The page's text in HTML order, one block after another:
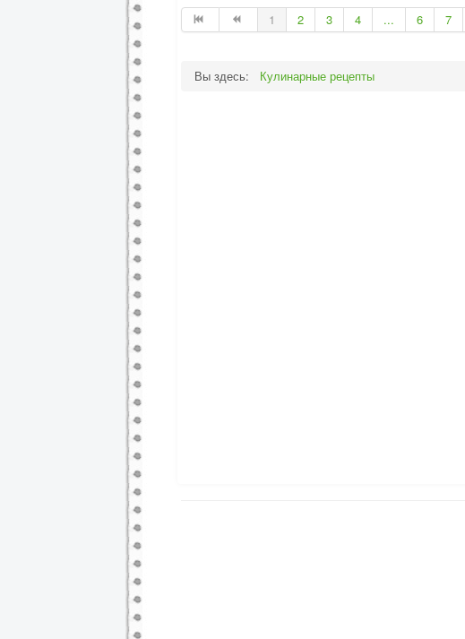
1 2 3 4 ... 6 7
Вы здесь: Кулинарные рецепты